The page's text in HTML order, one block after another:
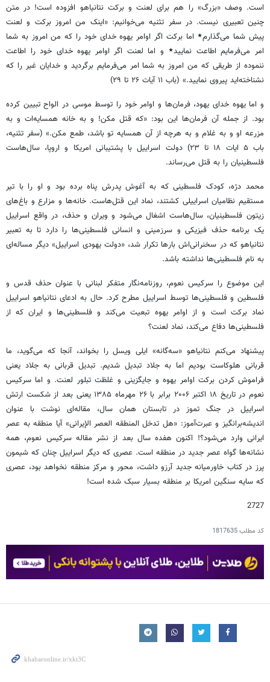
است. وصف «بزرگ» را هم برای لعنت و برکت نتانیاهو افزوده است! در متن
چنین تعبیری نیست. در سفر تثنیه می‌خوانیم: «اینک من امروز برکت و لعنت
پیش شما می‌گذارم٭ اما برکت اگر اوامر یهوه خدای خود را که من امروز به شما
امر می‌فرمایم اطاعت نمایید٭ و اما لعنت اگر اوامر یهوه خدای خود را اطاعت
ننموده از طریقی که من امروز به شما امر می‌فرمایم برگردید و خدایان غیر را که
نشناخته‌اید پیروی نمایید.» (باب ۱۱ آیات ۲۶ تا ۲۹)
و اما یهوه خدای یهود، فرمان‌ها و اوامر خود را توسط موسی در الواح تبیین کرده
بود. از جمله آن فرمان‌ها این بود: «که قتل مکن! و به خانه همسایه‌ات و به
مزرعه او و به غلام و به هرچه از آن همسایه تو باشد، طمع مکن.» (سفر تثنیه،
باب ۵ ایات ۱۸ تا ۲۳) دولت اسراییل با پشتیبانی امریکا و اروپا، سال‌هاست
فلسطینیان را به قتل می‌رساند.
محمد درّه، کودک فلسطینی که به آغوش پدرش پناه برده بود و او را با تیر
مستقیم نظامیان اسراییلی کشتند، نماد این قتل‌هاست. خانه‌ها و مزارع و باغ‌های
زیتون فلسطینیان، سال‌هاست اشغال می‌شود و ویران و حذف، در واقع اسراییل
یک برنامه حذف فیزیکی و سرزمینی و انسانی فلسطینی‌ها را دارد تا به تعبیر
نتانیاهو که در سخنرانی‌اش بارها تکرار شد، «دولت یهودی اسراییل» دیگر مساله‌ای
به نام فلسطینی‌ها نداشته باشد.
این موضوع را سرکیس نعوم، روزنامه‌نگار متفکر لبنانی با عنوان حذف قدس و
فلسطین و فلسطینی‌ها توسط اسراییل مطرح کرد. حال به ادعای نتانیاهو اسراییل
نماد برکت است و از اوامر یهوه تبعیت می‌کند و فلسطینی‌ها و ایران که از
فلسطینی‌ها دفاع می‌کند، نماد لعنت؟
پیشنهاد می‌کنم نتانیاهو «سه‌گانه» ایلی ویسل را بخواند، آنجا که می‌گوید، ما
قربانی هلوکاست بودیم اما به جلاد تبدیل شدیم. تبدیل قربانی به جلاد یعنی
فراموش کردن برکت اوامر یهوه و جایگزینی و غلظت تبلور لعنت. و اما سرکیس
نعوم در تاریخ ۱۸ اکتبر ۲۰۰۶ برابر با ۲۶ مهرماه ۱۳۸۵ یعنی بعد از شکست ارتش
اسراییل در جنگ تموز در تابستان همان سال، مقاله‌ای نوشت با عنوان
اندیشه‌برانگیز و عبرت‌آموز: «هل تدخل المنطقه العصر الإیرانی» آیا منطقه به عصر
ایرانی وارد می‌شود؟! اکنون هفده سال بعد از نشر مقاله سرکیس نعوم، همه
نشانه‌ها گواه عصر جدید در منطقه است. عصری که دیگر اسراییل چنان که شیمون
پرز در کتاب خاورمیانه جدید آرزو داشت، محور و مرکز منطقه نخواهد بود، عصری
که سایه سنگین امریکا بر منطقه بسیار سبک شده است!
2727
کد مطلب1817635